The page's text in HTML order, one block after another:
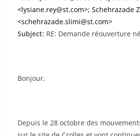
<lysiane.rey@st.com>; Schehrazade
<schehrazade.slimi@st.com>
Subject: RE: Demande réouverture
Bonjour,
Depuis le 28 octobre des